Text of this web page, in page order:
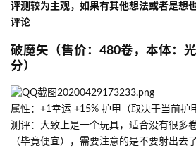
评测较为主观，如果有其他想法或者是想
评论
破魔矢（售价：480卷，本体：
分）
属性：+1幸运 +15% 护甲（取决于当前护
测评：大致上是一个玩具，适合没有很多
（毕竟便宜），需要注意的是不要射出去